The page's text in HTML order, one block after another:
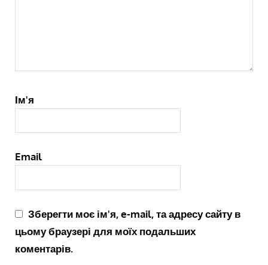
Ім'я
Email
Зберегти моє ім'я, e-mail, та адресу сайту в
цьому браузері для моїх подальших
коментарів.